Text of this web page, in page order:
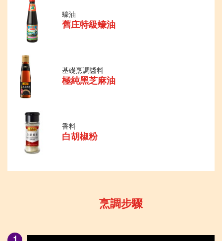
蠔油
舊庄特級蠔油
基礎烹調醬料
極純黑芝麻油
香料
白胡椒粉
烹調步驟